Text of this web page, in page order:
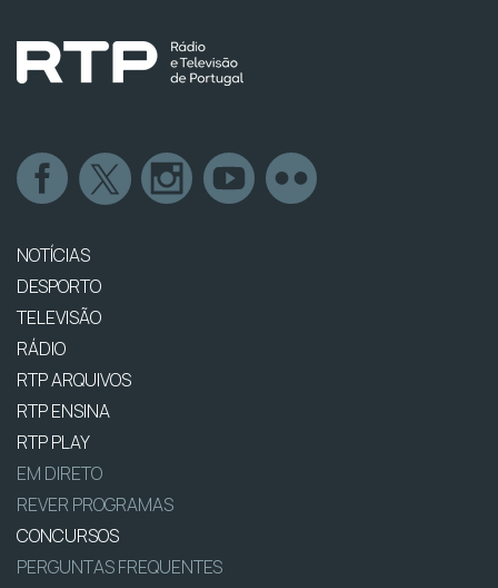
NOTÍCIAS
DESPORTO
TELEVISÃO
RÁDIO
RTP ARQUIVOS
RTP ENSINA
RTP PLAY
EM DIRETO
REVER PROGRAMAS
CONCURSOS
PERGUNTAS FREQUENTES